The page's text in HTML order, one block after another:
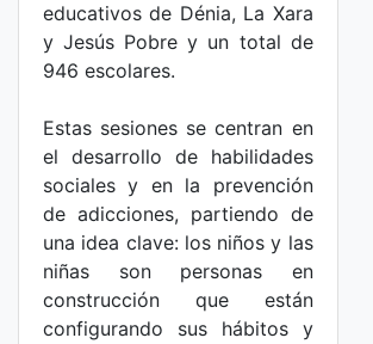
educativos de Dénia, La Xara
y Jesús Pobre y un total de
946 escolares.
Estas sesiones se centran en
el desarrollo de habilidades
sociales y en la prevención
de adicciones, partiendo de
una idea clave: los niños y las
niñas son personas en
construcción que están
configurando sus hábitos y